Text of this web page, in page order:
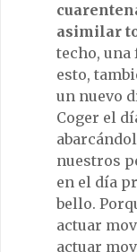
asimilar
techo,
esto,
un nuevo
Coger el
nuestros
en el día
bello.
actuar
actuar